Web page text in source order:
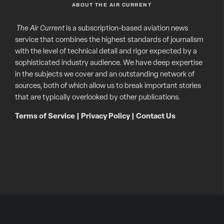
ABOUT THE AIR CURRENT
The Air Currentis a subscription-based aviation news
service that combines the highest standards of journalism
with the level of technical detail and rigor expected by a
sophisticated industry audience. We have deep expertise
in the subjects we cover and an outstanding network of
sources, both of which allow us to break important stories
that are typically overlooked by other publications.
Terms of Service Privacy Policy| Contact Us